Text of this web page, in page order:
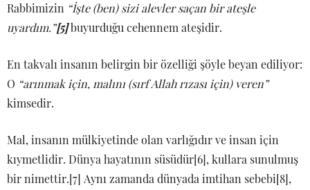
Rabbimizin “İşte (ben) sizi alevler saçan bir ateşle
uyardım.”[5]buyurduğu cehennem ateşidir.
En takvalı insanın belirgin bir özelliği şöyle beyan ediliyor:
O “arınmak için, malını (sırf Allah rızası için) veren”
kimsedir.
Mal, insanın mülkiyetinde olan varlığıdır ve insan için
kıymetlidir. Dünya hayatının süsüdür[6], kullara sunulmuş
bir nimettir.[7] Aynı zamanda dünyada imtihan sebebi[8],